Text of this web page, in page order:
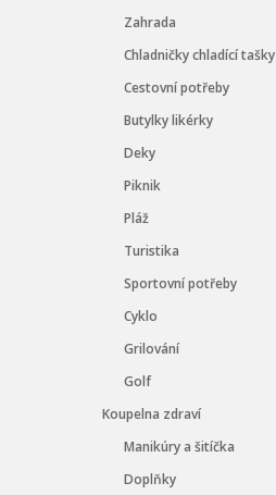
Zahrada
Chladničky chladící tašky
Cestovní potřeby
Butylky likérky
Deky
Piknik
Pláž
Turistika
Sportovní potřeby
Cyklo
Grilování
Golf
Koupelna zdraví
Manikúry a šitíčka
Doplňky